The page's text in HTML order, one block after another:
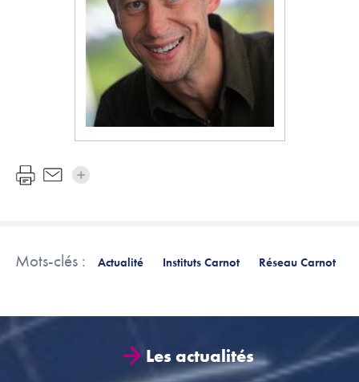
Mots-clés : Actualité Instituts Carnot Réseau Carnot
Les actualités